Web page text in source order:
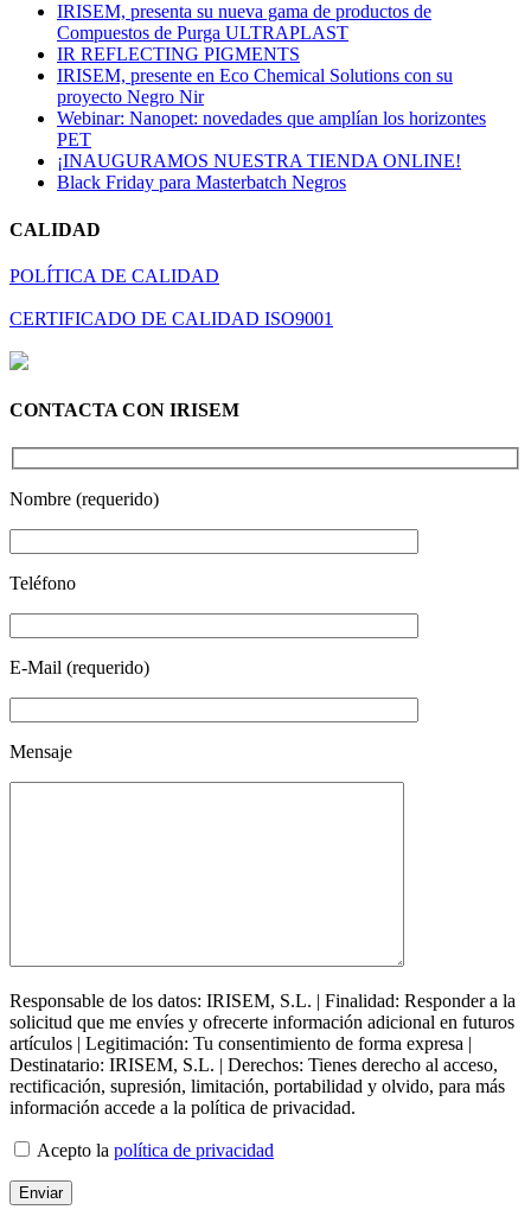
IRISEM, presenta su nueva gama de productos de
Compuestos de Purga ULTRAPLAST
IR REFLECTING PIGMENTS
IRISEM, presente en Eco Chemical Solutions con su
proyecto Negro Nir
Webinar: Nanopet: novedades que amplían los horizontes
PET
¡INAUGURAMOS NUESTRA TIENDA ONLINE!
Black Friday para Masterbatch Negros
CALIDAD
POLÍTICA DE CALIDAD
CERTIFICADO DE CALIDAD ISO9001
CONTACTA CON IRISEM
Nombre (requerido)
Teléfono
E-Mail (requerido)
Mensaje
Responsable de los datos: IRISEM, S.L. | Finalidad: Responder a la
solicitud que me envíes y ofrecerte información adicional en futuros
artículos | Legitimación: Tu consentimiento de forma expresa |
Destinatario: IRISEM, S.L. | Derechos: Tienes derecho al acceso,
rectificación, supresión, limitación, portabilidad y olvido, para más
información accede a la política de privacidad.
Acepto la política de privacidad